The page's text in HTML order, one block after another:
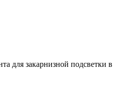
для закарнизной подсветки в